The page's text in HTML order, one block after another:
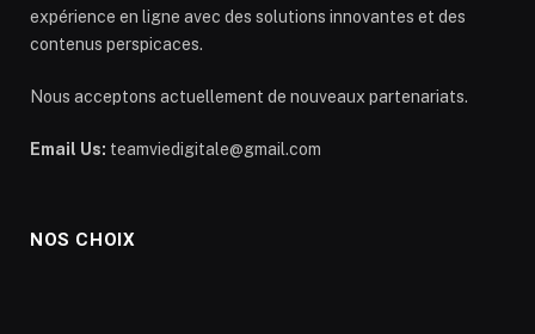
expérience en ligne avec des solutions innovantes et des
contenus perspicaces.
Nous acceptons actuellement de nouveaux partenariats.
Email Us: teamviedigitale@gmail.com
NOS CHOIX